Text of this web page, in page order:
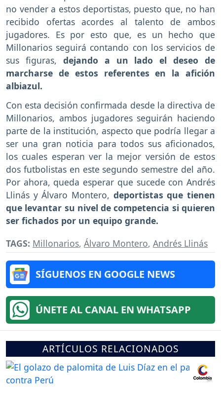
no vender a estos deportistas, puesto que, no han
recibido ofertas acordes al talento de ambos
jugadores. Es por esto que, es un hecho que
Millonarios seguirá contando con los servicios de
sus figuras, dejando a un lado el deseo de
marcharse de estos referentes en la afición
albiazul.
Con esta decisión confirmada desde la directiva de
Millonarios, ambos jugadores seguirán haciendo
parte de la institución, aspecto que podría llegar a
ser una gran noticia para todos sus aficionados,
los cuales esperan ver la mejor versión de estos
dos futbolistas en este segundo semestre del año.
Por ahora, queda esperar que sucede con Andrés
Llinás y Álvaro Montero, deportistas que tienen
que levantar su nivel de competencia si quieren
ser fichados por un equipo grande.
TAGS: Millonarios, Álvaro Montero, Andrés Llinás
SÍGUENOS EN GOOGLE NEWS
ÚNETE AL CANAL EN WHATSAPP
ARTÍCULOS RELACIONADOS